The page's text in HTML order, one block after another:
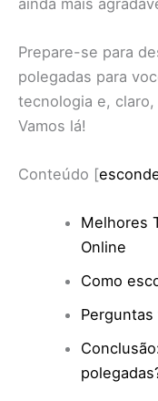
Prepare-se para
polegadas para
tecnologia e,
Vamos lá!
Conteúdo [
Melhores
Online
Como